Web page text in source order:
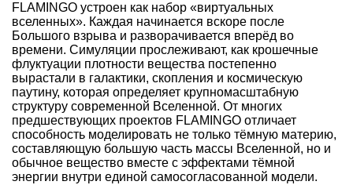
FLAMINGO устроен как набор «виртуальных
вселенных». Каждая начинается вскоре после
Большого взрыва и разворачивается вперёд во
времени. Симуляции прослеживают, как крошечные
флуктуации плотности вещества постепенно
вырастали в галактики, скопления и космическую
паутину, которая определяет крупномасштабную
структуру современной Вселенной. От многих
предшествующих проектов FLAMINGO отличает
способность моделировать не только тёмную материю,
составляющую большую часть массы Вселенной, но и
обычное вещество вместе с эффектами тёмной
энергии внутри единой самосогласованной модели.